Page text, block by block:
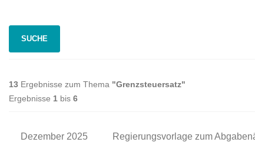
SUCHE
13 Ergebnisse zum Thema "Grenzsteuersatz"
Ergebnisse 1 bis 6
Dezember 2025 Regierungsvorlage zum